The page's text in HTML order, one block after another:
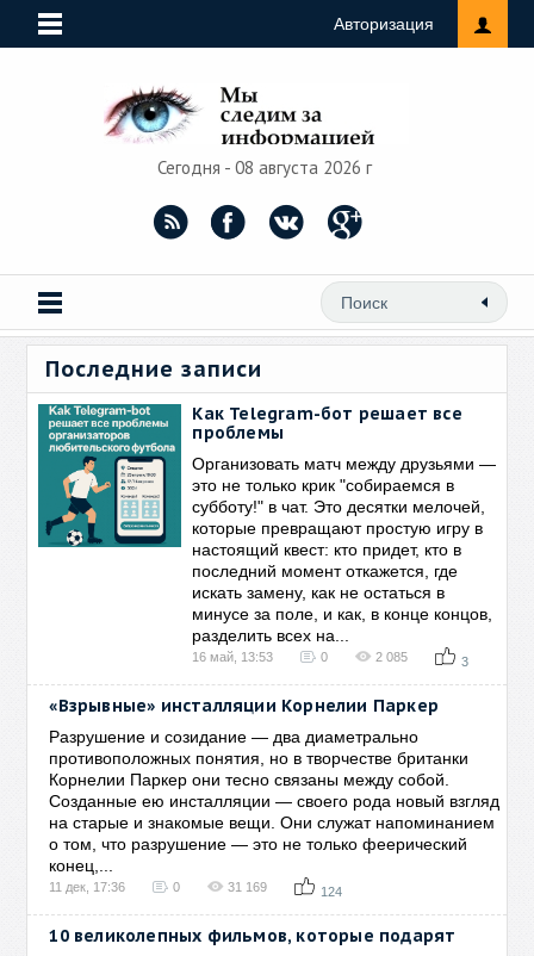
Авторизация
Сегодня - 08 августа 2026 г
Последние записи
Как Telegram-бот решает все
проблемы
Организовать матч между друзьями —
это не только крик "собираемся в
субботу!" в чат. Это десятки мелочей,
которые превращают простую игру в
настоящий квест: кто придет, кто в
последний момент откажется, где
искать замену, как не остаться в
минусе за поле, и как, в конце концов,
разделить всех на...
16 май, 13:53 0 2 085 3
«Взрывные» инсталляции Корнелии Паркер
Разрушение и созидание — два диаметрально
противоположных понятия, но в творчестве британки
Корнелии Паркер они тесно связаны между собой.
Созданные ею инсталляции — своего рода новый взгляд
на старые и знакомые вещи. Они служат напоминанием
о том, что разрушение — это не только феерический
конец,...
11 дек, 17:36 0 31 169 124
10 великолепных фильмов, которые подарят